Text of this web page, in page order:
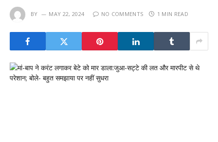
BY MAY 22, 2024 NO COMMENTS 1 MIN READ